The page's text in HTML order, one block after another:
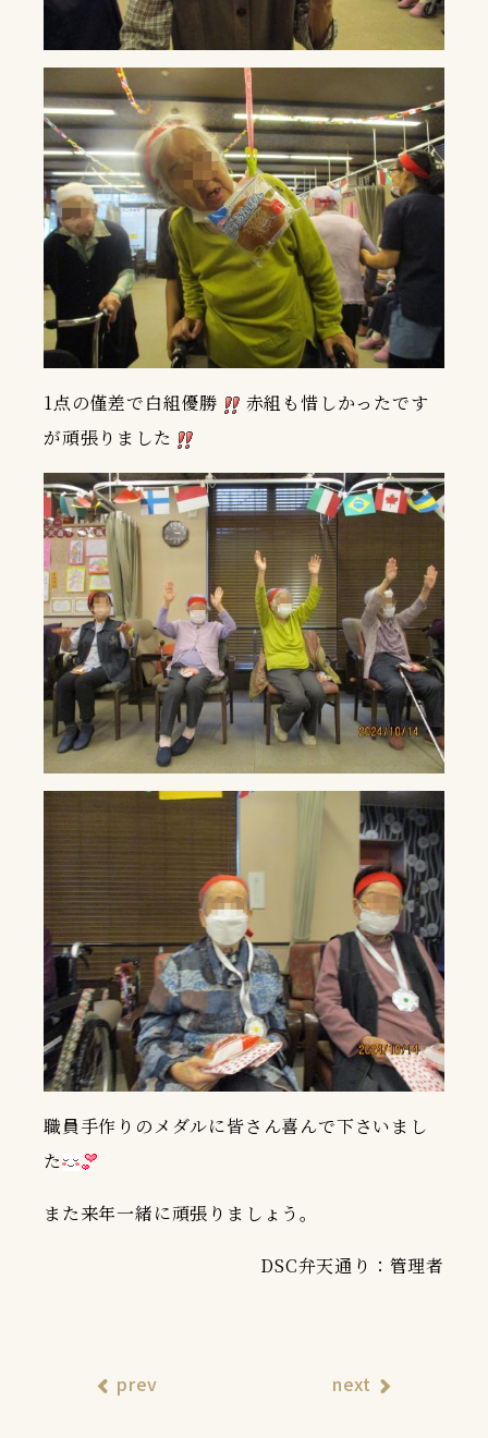
1点の僅差で白組優勝
赤組も惜しかったです
が頑張りました
職員手作りのメダルに皆さん喜んで下さいまし
た
また来年一緒に頑張りましょう。
DSC弁天通り：管理者
prev next